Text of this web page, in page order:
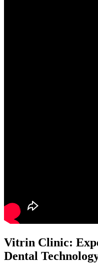
Vitrin Clinic:
Dental